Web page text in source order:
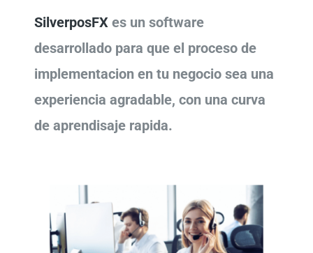
SilverposFX es un software
desarrollado para que el proceso de
implementacion en tu negocio sea una
experiencia agradable, con una curva
de aprendisaje rapida.